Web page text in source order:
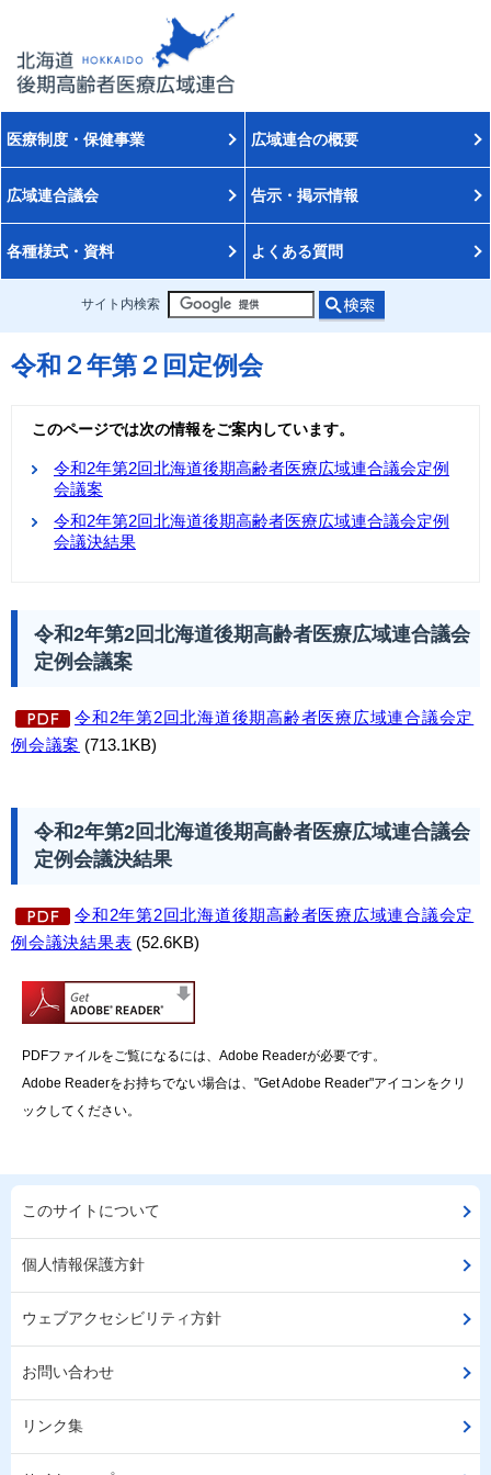
医療制度・保健事業 広域連合の概要
広域連合議会 告示・掲示情報
各種様式・資料 よくある質問
サイト内検索
令和２年第２回定例会
このページでは次の情報をご案内しています。
令和2年第2回北海道後期高齢者医療広域連合議会定例
会議案
令和2年第2回北海道後期高齢者医療広域連合議会定例
会議決結果
令和2年第2回北海道後期高齢者医療広域連合議会
定例会議案
令和2年第2回北海道後期高齢者医療広域連合議会定
例会議案 (713.1KB)
令和2年第2回北海道後期高齢者医療広域連合議会
定例会議決結果
令和2年第2回北海道後期高齢者医療広域連合議会定
例会議決結果表 (52.6KB)
PDFファイルをご覧になるには、Adobe Readerが必要です。
Adobe Readerをお持ちでない場合は、"Get Adobe Reader"アイコンをクリ
ックしてください。
このサイトについて
個人情報保護方針
ウェブアクセシビリティ方針
お問い合わせ
リンク集